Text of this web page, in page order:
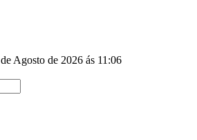
Agosto de 2026 ás 11:06